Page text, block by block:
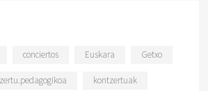
conciertos Euskara Getxo
kontzertuak